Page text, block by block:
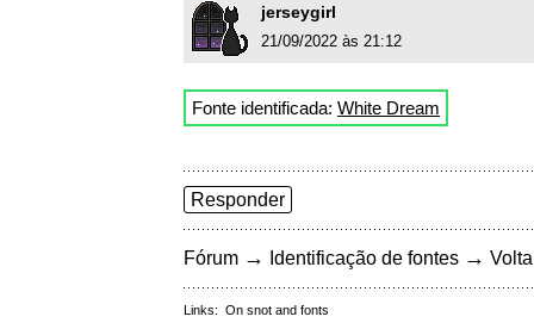
jerseygirl
21/09/2022 às 21:12
Fonte identificada: White Dream
Responder
Fórum → Identificação de fontes →
Links: On snot and fonts